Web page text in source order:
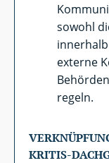
sowohl
externe
regeln.
KRITIS-